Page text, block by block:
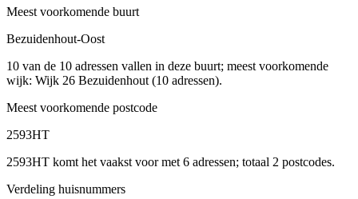
Meest voorkomende buurt
Bezuidenhout-Oost
10 van de 10 adressen vallen in deze buurt; meest voorkomende
wijk: Wijk 26 Bezuidenhout (10 adressen).
Meest voorkomende postcode
2593HT
2593HT komt het vaakst voor met 6 adressen; totaal 2 postcodes.
Verdeling huisnummers